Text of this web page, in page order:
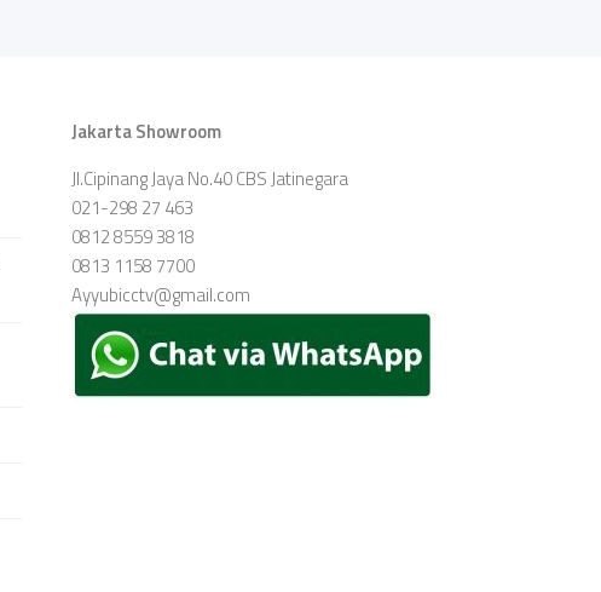
Jakarta Showroom
Jl.Cipinang Jaya No.40 CBS Jatinegara
021-298 27 463
0812 8559 3818
0813 1158 7700
Ayyubicctv@gmail.com